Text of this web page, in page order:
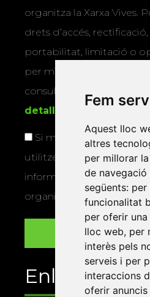
Fem
Aquest lloc
altres
per millorar
de
següents: per
funcionalitat
per oferir
lloc web, per
interès pels
serveis i per
interaccions
oferir
organitza la Xarxa Vives.
drets d’accés,
portabilitat, limitació o
per mitjans físics o
consultar la
informació
detallada sobre
Si marqueu aquesta
utilitzem les vostres
informació sobre els
organitza la Xarxa Vives.
Enllaços